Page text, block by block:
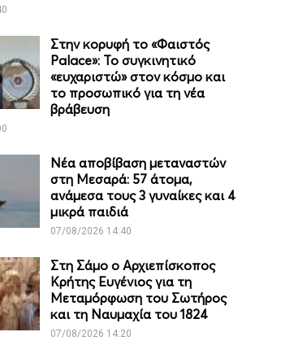
Στην κορυφή το «Φαιστός
Palace»: Το συγκινητικό
«ευχαριστώ» στον κόσμο και
το προσωπικό για τη νέα
βράβευση
Νέα αποβίβαση μεταναστών
στη Μεσαρά: 57 άτομα,
ανάμεσα τους 3 γυναίκες και 4
μικρά παιδιά
07/08/2026 14:40
Στη Σάμο ο Αρχιεπίσκοπος
Κρήτης Ευγένιος για τη
Μεταμόρφωση του Σωτήρος
και τη Ναυμαχία του 1824
07/08/2026 14:20